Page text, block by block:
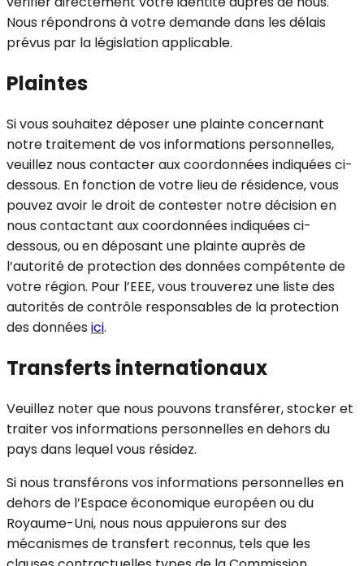
Nous répondrons à votre demande dans les délais
prévus par la législation applicable.
Plaintes
Si vous souhaitez déposer une plainte concernant
notre traitement de vos informations personnelles,
veuillez nous contacter aux coordonnées indiquées ci-
dessous. En fonction de votre lieu de résidence, vous
pouvez avoir le droit de contester notre décision en
nous contactant aux coordonnées indiquées ci-
dessous, ou en déposant une plainte auprès de
l’autorité de protection des données compétente de
votre région. Pour l’EEE, vous trouverez une liste des
autorités de contrôle responsables de la protection
des données ici.
Transferts internationaux
Veuillez noter que nous pouvons transférer, stocker et
traiter vos informations personnelles en dehors du
pays dans lequel vous résidez.
Si nous transférons vos informations personnelles en
dehors de l’Espace économique européen ou du
Royaume-Uni, nous nous appuierons sur des
mécanismes de transfert reconnus, tels que les